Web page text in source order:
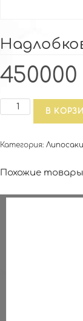
450000
Количество
область
В
Категория:
Похожие товары